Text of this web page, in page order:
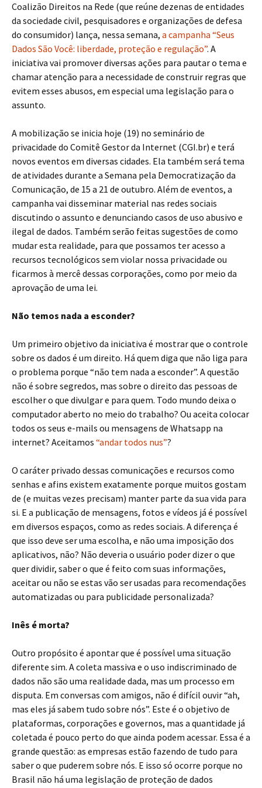
Coalizão Direitos na Rede (que reúne dezenas de entidades
da sociedade civil, pesquisadores e organizações de defesa
do consumidor) lança, nessa semana, a campanha “Seus
Dados São Você: liberdade, proteção e regulação”. A
iniciativa vai promover diversas ações para pautar o tema e
chamar atenção para a necessidade de construir regras que
evitem esses abusos, em especial uma legislação para o
assunto.
A mobilização se inicia hoje (19) no seminário de
privacidade do Comitê Gestor da Internet (CGI.br) e terá
novos eventos em diversas cidades. Ela também será tema
de atividades durante a Semana pela Democratização da
Comunicação, de 15 a 21 de outubro. Além de eventos, a
campanha vai disseminar material nas redes sociais
discutindo o assunto e denunciando casos de uso abusivo e
ilegal de dados. Também serão feitas sugestões de como
mudar esta realidade, para que possamos ter acesso a
recursos tecnológicos sem violar nossa privacidade ou
ficarmos à mercê dessas corporações, como por meio da
aprovação de uma lei.
Não temos nada a esconder?
Um primeiro objetivo da iniciativa é mostrar que o controle
sobre os dados é um direito. Há quem diga que não liga para
o problema porque “não tem nada a esconder”. A questão
não é sobre segredos, mas sobre o direito das pessoas de
escolher o que divulgar e para quem. Todo mundo deixa o
computador aberto no meio do trabalho? Ou aceita colocar
todos os seus e-mails ou mensagens de Whatsapp na
internet? Aceitamos “andar todos nus”?
O caráter privado dessas comunicações e recursos como
senhas e afins existem exatamente porque muitos gostam
de (e muitas vezes precisam) manter parte da sua vida para
si. E a publicação de mensagens, fotos e vídeos já é possível
em diversos espaços, como as redes sociais. A diferença é
que isso deve ser uma escolha, e não uma imposição dos
aplicativos, não? Não deveria o usuário poder dizer o que
quer dividir, saber o que é feito com suas informações,
aceitar ou não se estas vão ser usadas para recomendações
automatizadas ou para publicidade personalizada?
Inês é morta?
Outro propósito é apontar que é possível uma situação
diferente sim. A coleta massiva e o uso indiscriminado de
dados não são uma realidade dada, mas um processo em
disputa. Em conversas com amigos, não é difícil ouvir “ah,
mas eles já sabem tudo sobre nós”. Este é o objetivo de
plataformas, corporações e governos, mas a quantidade já
coletada é pouco perto do que ainda podem acessar. Essa é a
grande questão: as empresas estão fazendo de tudo para
saber o que puderem sobre nós. E isso só ocorre porque no
Brasil não há uma legislação de proteção de dados